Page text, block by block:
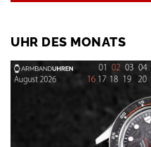
UHR DES MONATS